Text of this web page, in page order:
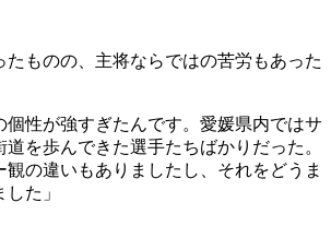
ものの、主将ならではの苦労もあった
個性が強すぎたんです。愛媛県内ではサ
を歩んできた選手たちばかりだった。
の違いもありましたし、それをどうま
た」